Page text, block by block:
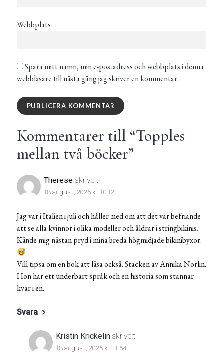
Webbplats
Spara mitt namn, min e-postadress och webbplats i denna
webbläsare till nästa gång jag skriver en kommentar.
Kommentarer till “Topples
mellan två böcker”
Therese skriver:
18 augusti, 2025 kl. 10:12
Jag var i Italien i juli och håller med om att det var befriande
att se alla kvinnor i olika modeller och åldrar i stringbikinis.
Kände mig nästan pryd i mina breda högmidjade bikinibyxor.
Vill tipsa om en bok att läsa också. Stacken av Annika Norlin.
Hon har ett underbart språk och en historia som stannar
kvar i en.
Svara
Kristin Krickelin skriver:
18 augusti, 2025 kl. 11:54